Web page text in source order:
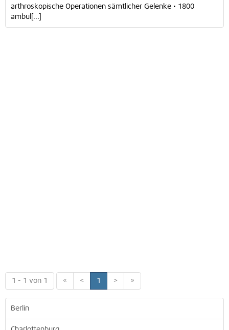
arthroskopische Operationen sämtlicher Gelenke • 1800
ambul[...]
1 - 1 von 1 « < 1 > »
Berlin